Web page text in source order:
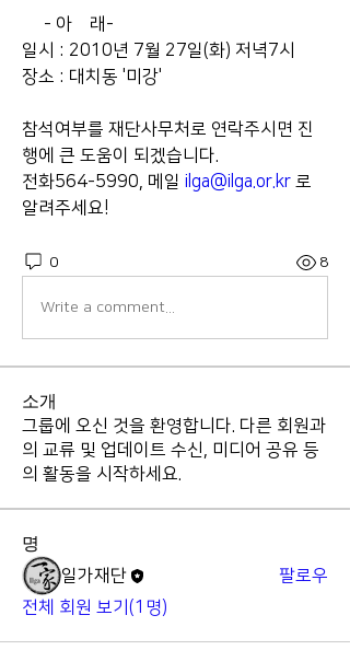
- 아    래-
일시 : 2010년 7월 27일(화) 저녁7시
장소 : 대치동 '미강'
참석여부를 재단사무처로 연락주시면 진
행에 큰 도움이 되겠습니다.
전화564-5990, 메일 ilga@ilga.or.kr 로
알려주세요!
0 8
Write a comment...
소개
그룹에 오신 것을 환영합니다. 다른 회원과
의 교류 및 업데이트 수신, 미디어 공유 등
의 활동을 시작하세요.
명
일가재단
팔로우
전체 회원 보기(1명)